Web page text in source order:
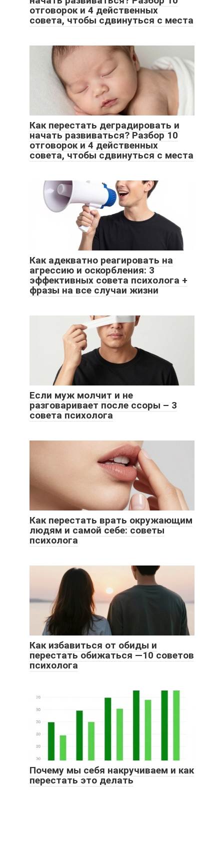
отговорок и 4 действенных
совета, чтобы сдвинуться с места
Как перестать деградировать и
начать развиваться? Разбор 10
отговорок и 4 действенных
совета, чтобы сдвинуться с места
Как адекватно реагировать на
агрессию и оскорбления: 3
эффективных совета психолога +
фразы на все случаи жизни
Если муж молчит и не
разговаривает после ссоры – 3
совета психолога
Как перестать врать окружающим
людям и самой себе: советы
психолога
Как избавиться от обиды и
перестать обижаться —10 советов
психолога
Почему мы себя накручиваем и как
перестать это делать